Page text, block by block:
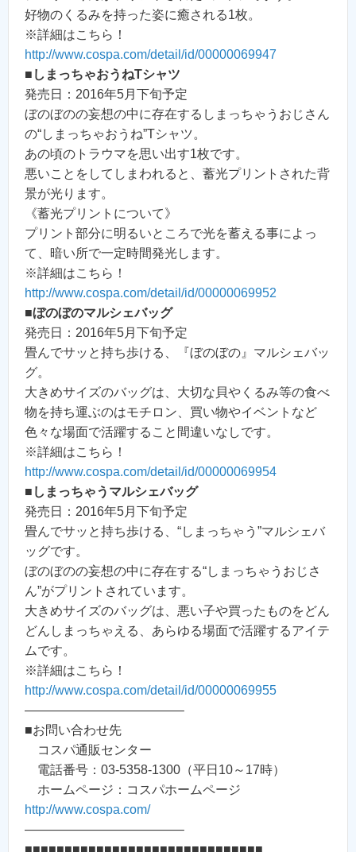
好物のくるみを持った姿に癒される1枚。
※詳細はこちら！
http://www.cospa.com/detail/id/00000069947
■ しまっちゃおうねTシャツ
発売日：2016年5月下旬予定
ぼのぼのの妄想の中に存在するしまっちゃうおじさん
の“しまっちゃおうね”Tシャツ。
あの頃のトラウマを思い出す1枚です。
悪いことをしてしまわれると、蓄光プリントされた背
景が光ります。
《蓄光プリントについて》
プリント部分に明るいところで光を蓄える事によっ
て、暗い所で一定時間発光します。
※詳細はこちら！
http://www.cospa.com/detail/id/00000069952
■ぼのぼのマルシェバッグ
発売日：2016年5月下旬予定
畳んでサッと持ち歩ける、『ぼのぼの』マルシェバッ
グ。
大きめサイズのバッグは、大切な貝やくるみ等の食べ
物を持ち運ぶのはモチロン、買い物やイベントなど
色々な場面で活躍すること間違いなしです。
※詳細はこちら！
http://www.cospa.com/detail/id/00000069954
■ しまっちゃうマルシェバッグ
発売日：2016年5月下旬予定
畳んでサッと持ち歩ける、“しまっちゃう”マルシェバ
ッグです。
ぼのぼのの妄想の中に存在する“しまっちゃうおじさ
ん”がプリントされています。
大きめサイズのバッグは、悪い子や買ったものをどん
どんしまっちゃえる、あらゆる場面で活躍するアイテ
ムです。
※詳細はこちら！
http://www.cospa.com/detail/id/00000069955
————————————–
■お問い合わせ先
コスパ通販センター
電話番号：03-5358-1300（平日10～17時）
ホームページ：コスパホームページ
http://www.cospa.com/
————————————–